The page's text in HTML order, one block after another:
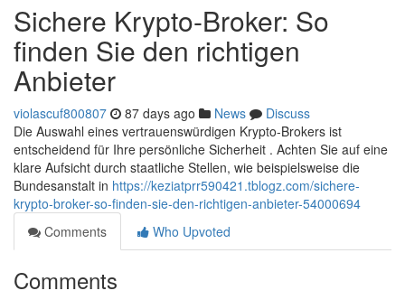
Sichere Krypto-Broker: So
finden Sie den richtigen
Anbieter
violascuf800807 87 days ago News
Discuss
Die Auswahl eines vertrauenswürdigen Krypto-Brokers ist
entscheidend für Ihre persönliche Sicherheit . Achten Sie auf eine
klare Aufsicht durch staatliche Stellen, wie beispielsweise die
Bundesanstalt in https://keziatprr590421.tblogz.com/sichere-
krypto-broker-so-finden-sie-den-richtigen-anbieter-54000694
Comments
Who Upvoted
Comments